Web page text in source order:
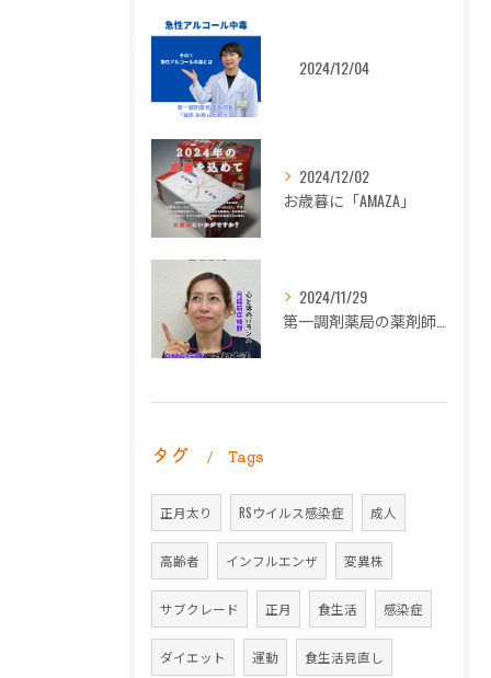
2024/12/04
2024/12/02
お歳暮に「AMAZA」
2024/11/29
タグ Tags
正月太り RSウイルス感染症 成人
高齢者 インフルエンザ 変異株
サブクレード 正月 食生活 感染症
ダイエット 運動 食生活見直し